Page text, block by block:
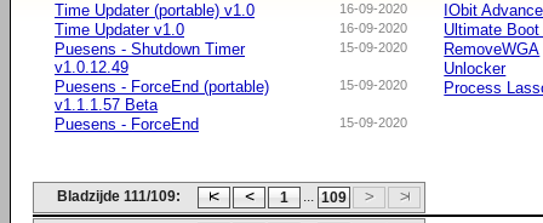
16-09-2020
Time Updater (portable) v1.0
16-09-2020
Time Updater v1.0
15-09-2020
Puesens - Shutdown Timer
v1.0.12.49
15-09-2020
Puesens - ForceEnd (portable)
v1.1.1.57 Beta
15-09-2020
Puesens - ForceEnd
IObit
Ultimate
RemoveWGA
Unlocker
Process
Bladzijde 111/109: 1 ... 109